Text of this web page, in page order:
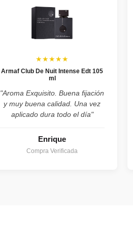
★★★★★
Armaf Club De Nuit Intense Edt 105
ml
"Aroma Exquisito. Buena fijación
y muy buena calidad. Una vez
aplicado dura todo el día"
Enrique
Compra Verificada